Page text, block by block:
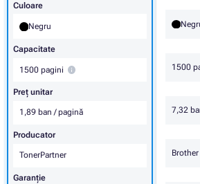
1500
7,32
Brother
Culoare
Negru
Capacitate
1500 pagini
Preț unitar
1,89 ban / pagină
Producator
TonerPartner
Garanţie